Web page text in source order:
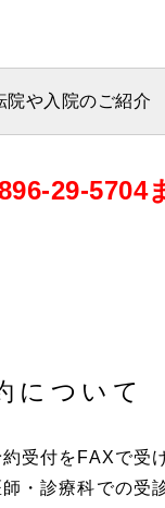
院や入院のご紹介
29-5704
について
受付をFAXで受
・診療科での受